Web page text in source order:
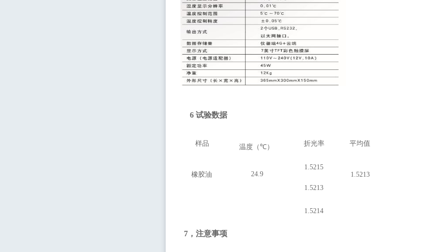
6 试验数据
样品 温度（℃） 折光率 平均值
橡胶油 24.9
1.5215
1.5213
1.5213
1.5214
7 ，注意事项